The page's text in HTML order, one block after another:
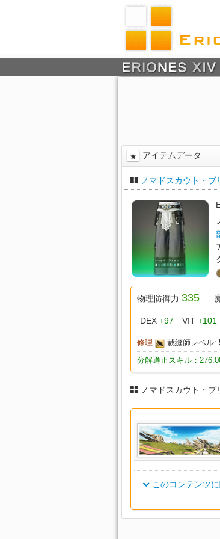
アイテムデータ
ノマドスカウト・ブ
物理防御力 335
DEX +97 VIT +101
修理 裁縫師レベ
分解適正スキル：
ノマドスカウト・ブ
このコンテンツ
アイテム名